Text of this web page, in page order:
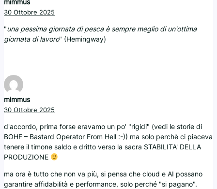
30 Ottobre 2025
"una pessima giornata di pesca è sempre meglio di un'ottima
giornata di lavoro" (Hemingway)
mimmus
30 Ottobre 2025
d'accordo, prima forse eravamo un po' "rigidi" (vedi le storie di
BOHF – Bastard Operator From Hell :-)) ma solo perchè ci piaceva
tenere il timone saldo e dritto verso la sacra STABILITA' DELLA
PRODUZIONE
ma ora è tutto che non va più, si pensa che cloud e AI possano
garantire affidabilità e performance, solo perché "si pagano".